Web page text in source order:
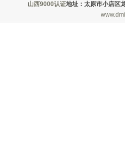
山西9000认证地址：太原市小店区